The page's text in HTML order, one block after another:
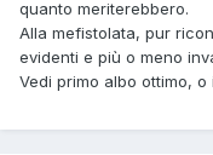
quanto meriterebbero.
Alla mefistolata, pur
evidenti e più o meno
Vedi primo albo ottimo,